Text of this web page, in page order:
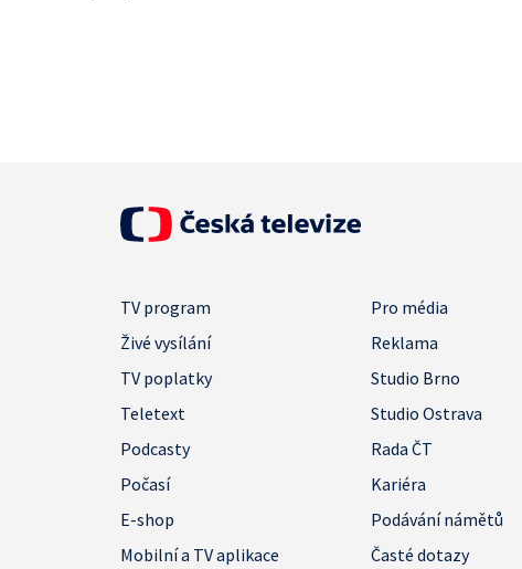
TV program
Pro média
Živé vysílání
Reklama
TV poplatky
Studio Brno
Teletext
Studio Ostrava
Podcasty
Rada ČT
Počasí
Kariéra
E-shop
Podávání námětů
Mobilní a TV aplikace
Časté dotazy